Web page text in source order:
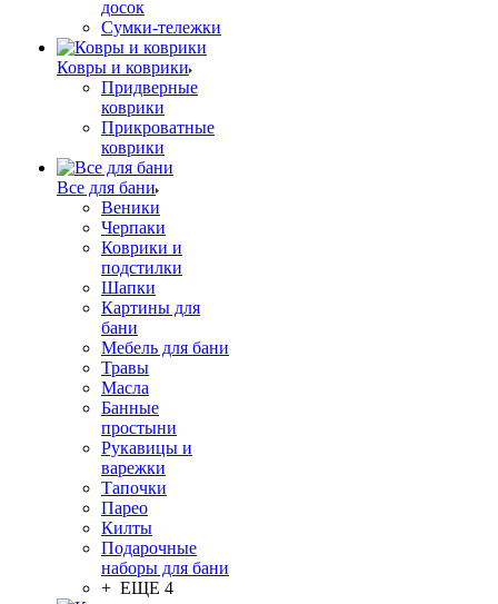
досок
Сумки-тележки
Ковры и коврики
Придверные
коврики
Прикроватные
коврики
Все для бани
Веники
Черпаки
Коврики и
подстилки
Шапки
Картины для
бани
Мебель для бани
Травы
Масла
Банные
простыни
Рукавицы и
варежки
Тапочки
Парео
Килты
Подарочные
наборы для бани
+ ЕЩЕ 4